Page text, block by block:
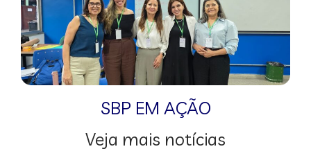
SBP EM AÇÃO
Veja mais notícias